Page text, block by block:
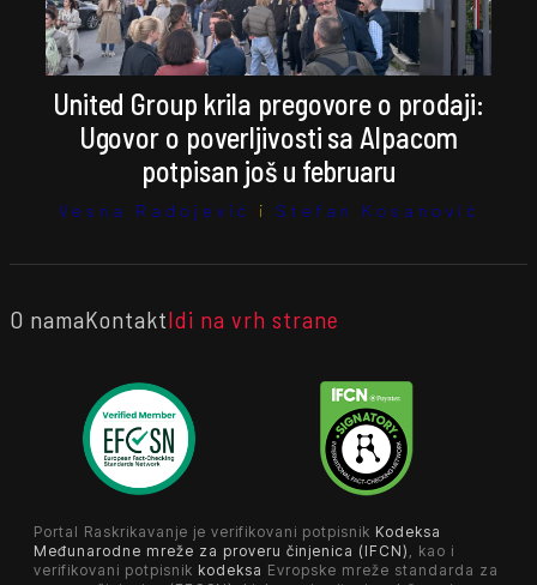
United Group krila pregovore o prodaji:
Ugovor o poverljivosti sa Alpacom
potpisan još u februaru
Vesna Radojević i Stefan Kosanović
O namaKontaktIdi na vrh strane
Portal Raskrikavanje je verifikovani potpisnik Kodeksa
Međunarodne mreže za proveru činjenica (IFCN)
, kao i
verifikovani potpisnik kodeksa Evropske mreže standarda za